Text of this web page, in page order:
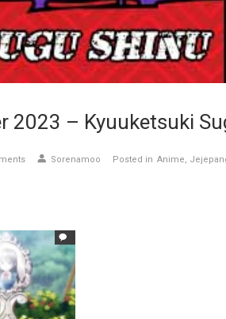
2023 – Kyuuketsuki
Sorenamoo Posted in Anime